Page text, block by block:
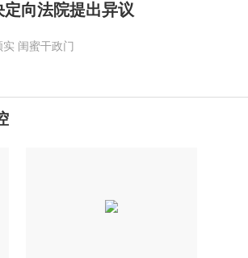
向法院提出异议
实 闺蜜干政门